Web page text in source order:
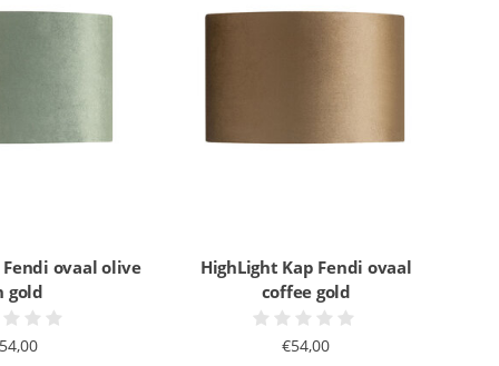
ovaal olive
gold
HighLight Kap Fendi ovaal
coffee gold
€54,00